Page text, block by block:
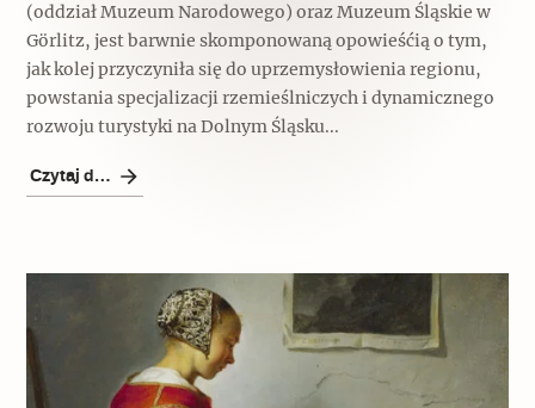
Recenzje
Popularne
Popularne
Siostry rzeźbiarki
Jedźmy w Polskę!
Wskazówki idą w dobrą stronę
Varia
Polska ze smakiem
Popularne
Kuchnia w Ostromecku: puder z
(oddział Muzeum Narodowego) oraz Muzeum Śląskie w
Görlitz, jest barwnie skomponowaną opowieśćią o tym,
jak kolej przyczyniła się do uprzemysłowienia regionu,
powstania specjalizacji rzemieślniczych i dynamicznego
rozwoju turystyki na Dolnym Śląsku...
Czytaj dalej